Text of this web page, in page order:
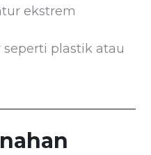
ekstrem
plastik atau